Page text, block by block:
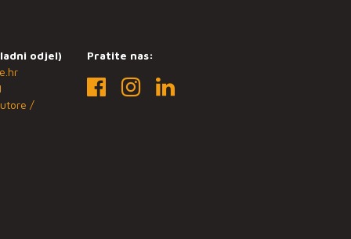
odjel)
/
Pratite nas: